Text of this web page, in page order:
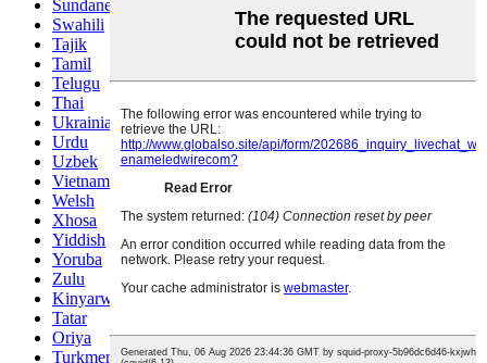
Sundanese
Swahili
Tajik
Tamil
Telugu
Thai
Ukrainian
Urdu
Uzbek
Vietnamese
Welsh
Xhosa
Yiddish
Yoruba
Zulu
Kinyarwanda
Tatar
Oriya
Turkmen